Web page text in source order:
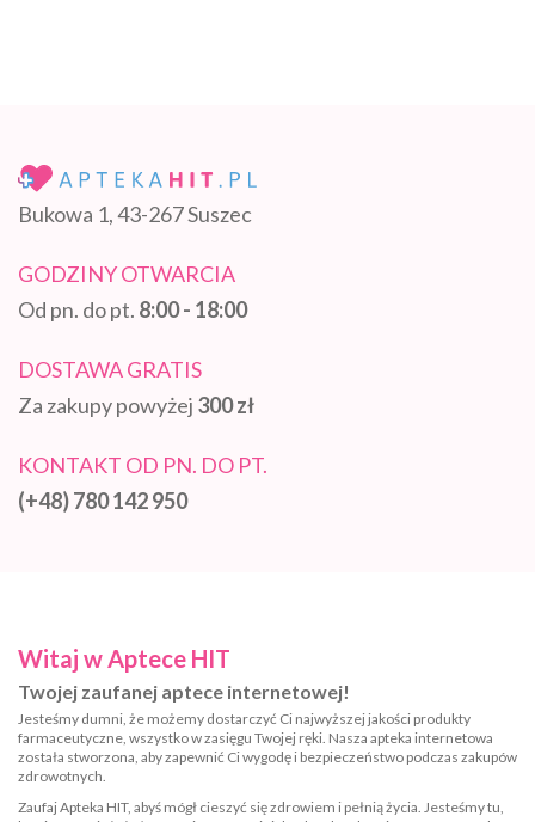
Bukowa 1, 43-267 Suszec
GODZINY OTWARCIA
Od pn. do pt. 8:00 - 18:00
DOSTAWA GRATIS
Za zakupy powyżej 300 zł
KONTAKT OD PN. DO PT.
(+48) 780 142 950
Witaj w Aptece HIT
Twojej zaufanej aptece internetowej!
Jesteśmy dumni, że możemy dostarczyć Ci najwyższej jakości produkty
farmaceutyczne, wszystko w zasięgu Twojej ręki. Nasza apteka internetowa
została stworzona, aby zapewnić Ci wygodę i bezpieczeństwo podczas zakupów
zdrowotnych.
Zaufaj Apteka HIT, abyś mógł cieszyć się zdrowiem i pełnią życia. Jesteśmy tu,